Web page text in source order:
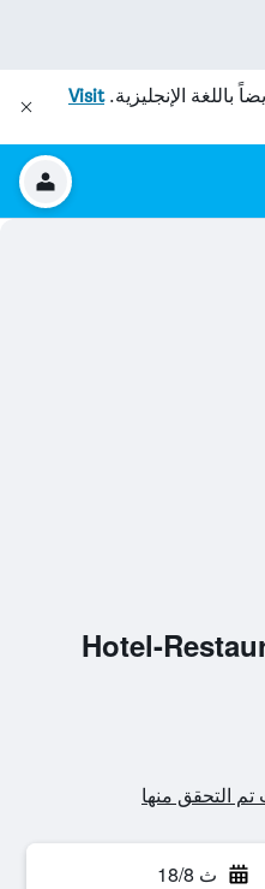
باللغة الإنجليزية.Visit
Hotel-
ث 18/8